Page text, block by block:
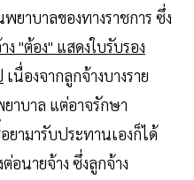
าบาลของทางราชการ ซึ่ง
"ต้อง" แสดงใบรับรอง
เนื่องจากลูกจ้างบางราย
าบาล แต่อาจรักษา
ามารับประทานเองก็ได้
อนายจ้าง ซึ่งลูกจ้าง